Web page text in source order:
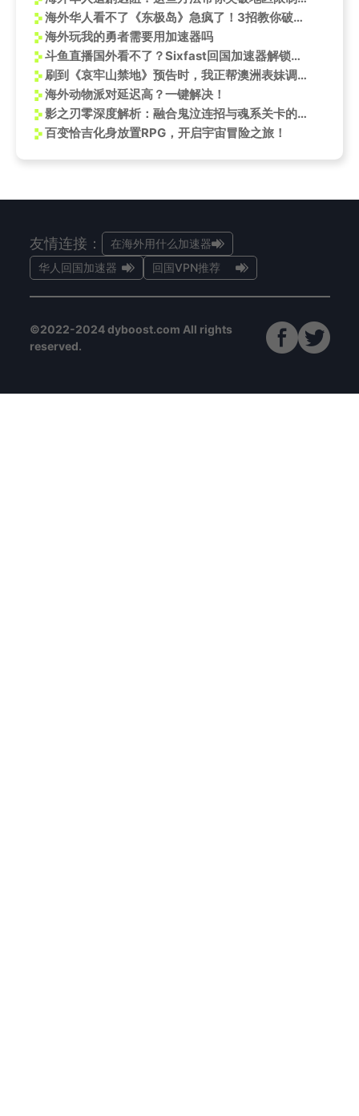
海外华人看不了《东极岛》急疯了！3招教你破解地区限制，8月8日准时追片
海外玩我的勇者需要用加速器吗
斗鱼直播国外看不了？Sixfast回国加速器解锁地区限制
刷到《哀牢山禁地》预告时，我正帮澳洲表妹调试VPN——那片潮湿的苔痕让我想起被网速卡住的恐惧
海外动物派对延迟高？一键解决！
影之刃零深度解析：融合鬼泣连招与魂系关卡的武侠新作
百变恰吉化身放置RPG，开启宇宙冒险之旅！
友情连接：
在海外用什么加速器
华人回国加速器
回国VPN推荐
©2022-2024 dyboost.com All rights
reserved.